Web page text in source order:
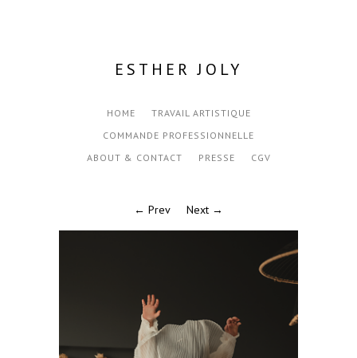
ESTHER JOLY
HOME
TRAVAIL ARTISTIQUE
COMMANDE PROFESSIONNELLE
ABOUT & CONTACT
PRESSE CGV
← Prev Next →